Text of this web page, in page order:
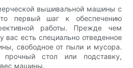
вышивальной машины с
первый шаг к обеспечению
работы. Прежде чем
вас есть специально отведенное
свободное от пыли и мусора.
стол или подставку,
машины.